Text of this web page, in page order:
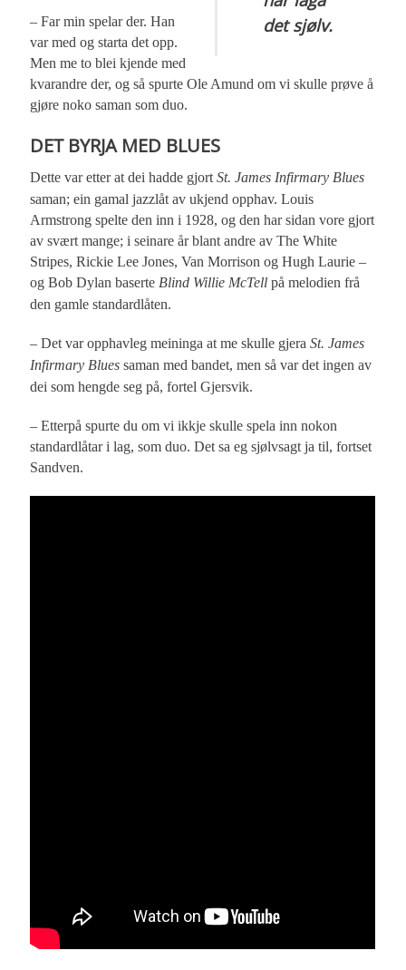
det sjølv.
– Far min spelar der. Han
var med og starta det opp.
Men me to blei kjende med
kvarandre der, og så spurte Ole Amund om vi skulle prøve å
gjøre noko saman som duo.
DET BYRJA MED BLUES
Dette var etter at dei hadde gjortSt. James Infirmary Blues
saman; ein gamal jazzlåt av ukjend opphav. Louis
Armstrong spelte den inn i 1928, og den har sidan vore gjort
av svært mange; i seinare år blant andre av The White
Stripes, Rickie Lee Jones, Van Morrison og Hugh Laurie –
og Bob Dylan baserte Blind Willie McTell på melodien frå
den gamle standardlåten.
– Det var opphavleg meininga at me skulle gjeraSt. James
Infirmary Blues saman med bandet, men så var det ingen av
dei som hengde seg på, fortel Gjersvik.
– Etterpå spurte du om vi ikkje skulle spela inn nokon
standardlåtar i lag, som duo. Det sa eg sjølvsagt ja til, fortset
Sandven.